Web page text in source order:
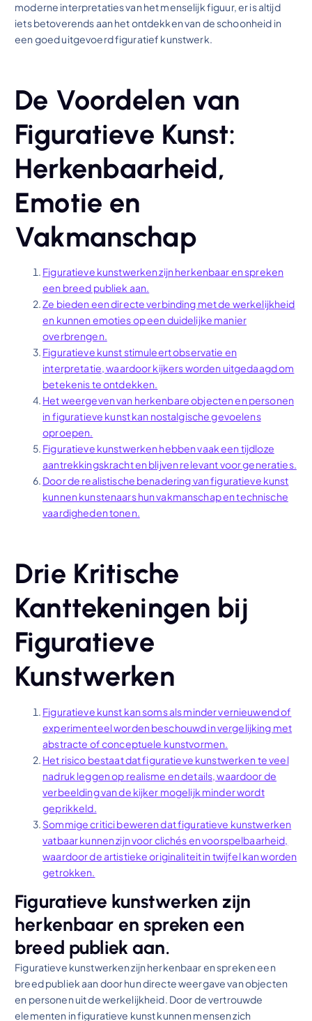
moderne interpretaties van het menselijk figuur, er is altijd
iets betoverends aan het ontdekken van de schoonheid in
een goed uitgevoerd figuratief kunstwerk.
De Voordelen van
Figuratieve Kunst:
Herkenbaarheid,
Emotie en
Vakmanschap
Figuratieve kunstwerken zijn herkenbaar en spreken
een breed publiek aan.
Ze bieden een directe verbinding met de werkelijkheid
en kunnen emoties op een duidelijke manier
overbrengen.
Figuratieve kunst stimuleert observatie en
interpretatie, waardoor kijkers worden uitgedaagd om
betekenis te ontdekken.
Het weergeven van herkenbare objecten en personen
in figuratieve kunst kan nostalgische gevoelens
oproepen.
Figuratieve kunstwerken hebben vaak een tijdloze
aantrekkingskracht en blijven relevant voor generaties.
Door de realistische benadering van figuratieve kunst
kunnen kunstenaars hun vakmanschap en technische
vaardigheden tonen.
Drie Kritische
Kanttekeningen bij
Figuratieve
Kunstwerken
Figuratieve kunst kan soms als minder vernieuwend of
experimenteel worden beschouwd in vergelijking met
abstracte of conceptuele kunstvormen.
Het risico bestaat dat figuratieve kunstwerken te veel
nadruk leggen op realisme en details, waardoor de
verbeelding van de kijker mogelijk minder wordt
geprikkeld.
Sommige critici beweren dat figuratieve kunstwerken
vatbaar kunnen zijn voor clichés en voorspelbaarheid,
waardoor de artistieke originaliteit in twijfel kan worden
getrokken.
Figuratieve kunstwerken zijn
herkenbaar en spreken een
breed publiek aan.
Figuratieve kunstwerken zijn herkenbaar en spreken een
breed publiek aan door hun directe weergave van objecten
en personen uit de werkelijkheid. Door de vertrouwde
elementen in figuratieve kunst kunnen mensen zich